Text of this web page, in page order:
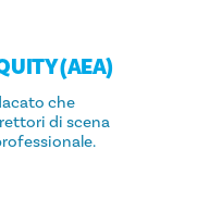
(AEA)
che
di scena